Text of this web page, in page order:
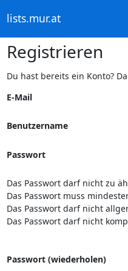
lists.mur.at
Registrieren
Du hast bereits ein Konto?
E-Mail
Benutzername
Passwort
Das Passwort darf nicht zu
Das Passwort muss
Das Passwort darf nicht
Das Passwort darf nicht
Passwort (wiederholen)